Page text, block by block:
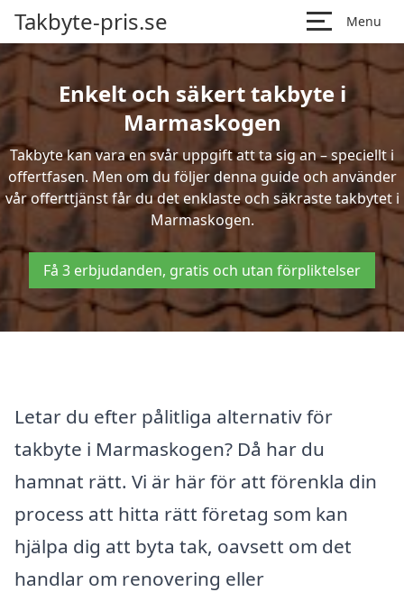
Takbyte-pris.se Menu
Enkelt och säkert takbyte i
Marmaskogen
Takbyte kan vara en svår uppgift att ta sig an – speciellt i
offertfasen. Men om du följer denna guide och använder
vår offerttjänst får du det enklaste och säkraste takbytet i
Marmaskogen.
Få 3 erbjudanden, gratis och utan förpliktelser
Letar du efter pålitliga alternativ för
takbyte i Marmaskogen? Då har du
hamnat rätt. Vi är här för att förenkla din
process att hitta rätt företag som kan
hjälpa dig att byta tak, oavsett om det
handlar om renovering eller